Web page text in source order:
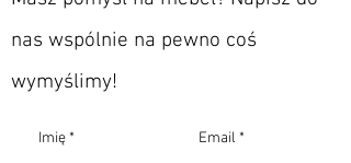
Wysokość: 61cm
Korpus: lite drewno dębowe  /
nas wspólnie na pewno coś
wymyślimy!